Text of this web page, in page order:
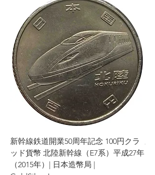
新幹線鉄道開業50周年記念 100円クラ
ッド貨幣 北陸新幹線（E7系）平成27年
（2015年）| 日本造幣局 |